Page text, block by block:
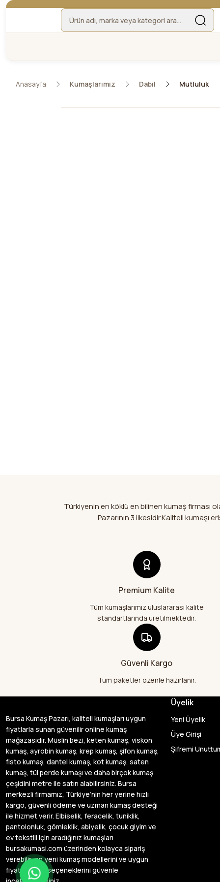
Anasayfa Kumaşlarımız Dabıl Mutluluk
Türkiyenin en köklü en bilinen kumaş firması
Pazarının 3 ilkesidir.Kaliteli
Premium Kalite
Tüm kumaşlarımız uluslararası kalite
standartlarında üretilmektedir.
Güvenli Kargo
Tüm paketler özenle hazırlanır.
Bursa Kumaş Pazarı, kaliteli kumaşları uygun
fiyatlarla sunan güvenilir online kumaş
mağazasıdır. Müslin bezi, keten kumaş, viskon
kumaş, ayrobin kumaş, krep kumaş, şifon kumaş,
fisto kumaş, dantel kumaş, kot kumaş, saten
kumaş, tül perde kumaşı ve daha birçok kumaş
çeşidini metre ile satın alabilirsiniz. Bursa
merkezli firmamız, Türkiye’nin her yerine hızlı
kargo, güvenli ödeme ve uzman kumaş desteği
ile hizmet verir. Elbiselik, feracelik, tuniklik,
pantolonluk, gömleklik, abiyelik, çocuk giyim ve
ev tekstili için aradığınız kumaşları
bursakumasi.com üzerinden kolayca sipariş
verebilir, en yeni kumaş modellerini ve uygun
fiyatlı kumaş seçeneklerini güvenle
Üyelik
Yeni Üyelik
Üye Girişi
Şifremi